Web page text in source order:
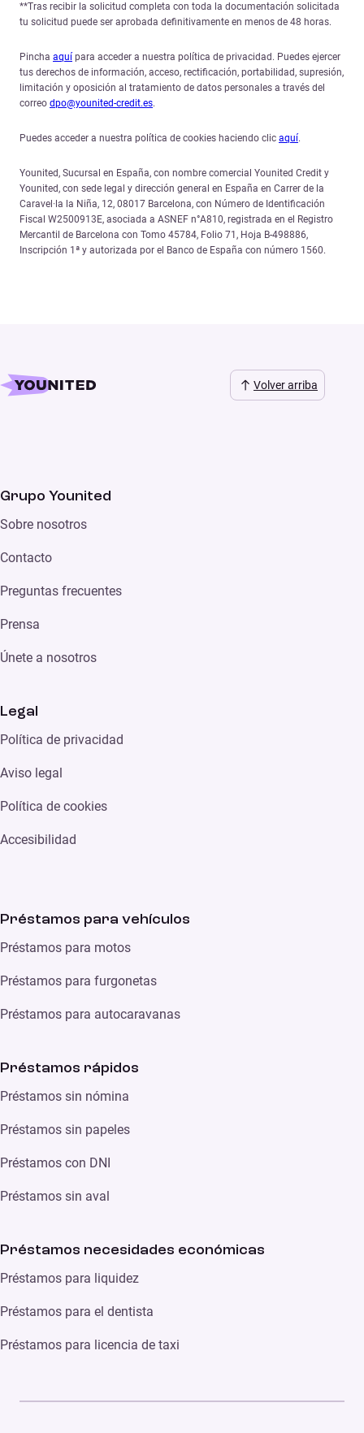
**Tras recibir la solicitud completa con toda la documentación solicitada
tu solicitud puede ser aprobada definitivamente en menos de 48 horas.
Pincha aquí para acceder a nuestra política de privacidad. Puedes ejercer
tus derechos de información, acceso, rectificación, portabilidad, supresión,
limitación y oposición al tratamiento de datos personales a través del
correo dpo@younited-credit.es.
Puedes acceder a nuestra política de cookies haciendo clic aquí.
Younited, Sucursal en España, con nombre comercial Younited Credit y
Younited, con sede legal y dirección general en España en Carrer de la
Caravel·la la Niña, 12, 08017 Barcelona, con Número de Identificación
Fiscal W2500913E, asociada a ASNEF n°A810, registrada en el Registro
Mercantil de Barcelona con Tomo 45784, Folio 71, Hoja B-498886,
Inscripción 1ª y autorizada por el Banco de España con número 1560.
Volver arriba
Grupo Younited
Sobre nosotros
Contacto
Preguntas frecuentes
Prensa
Únete a nosotros
Legal
Política de privacidad
Aviso legal
Política de cookies
Accesibilidad
Préstamos para vehículos
Préstamos para motos
Préstamos para furgonetas
Préstamos para autocaravanas
Préstamos rápidos
Préstamos sin nómina
Préstamos sin papeles
Préstamos con DNI
Préstamos sin aval
Préstamos necesidades económicas
Préstamos para liquidez
Préstamos para el dentista
Préstamos para licencia de taxi